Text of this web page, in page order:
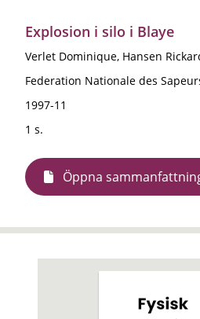
Explosion i silo i Blaye
Verlet Dominique, Hansen
Federation Nationale des
1997-11
1 s.
Öppna